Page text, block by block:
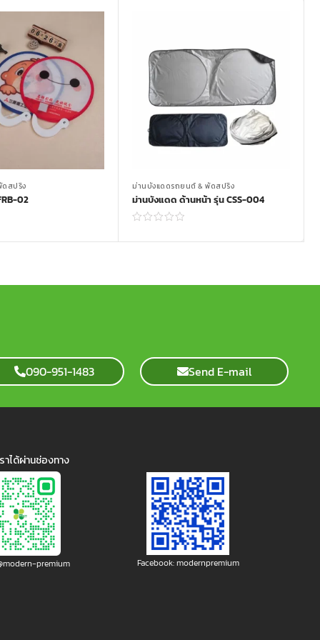
สปริง
02
Read more
ม่านบังแดดรถยนต์ & พัดสปริง
ม่านบังแดด ด้านหน้า รุ่น CSS-004
Read more
090-951-1483 Send E-mail
าได้ผ่านช่องทาง
premium Facebook: modernpremium